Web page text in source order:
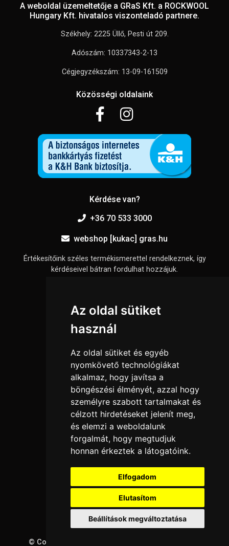
Az oldal sütiket
használ
Az oldal sütiket és egyéb
nyomkövető technológiákat
alkalmaz, hogy javítsa a
böngészési élményét, azzal hogy
személyre szabott tartalmakat és
célzott hirdetéseket jelenít meg,
és elemzi a weboldalunk
forgalmát, hogy megtudjuk
honnan érkeztek a látogatóink.
Elfogadom
Elutasítom
Beállítások megváltoztatása
A weboldal üzemeltetője a GRaS Kft. a ROCKWOOL
Hungary Kft. hivatalos viszonteladó partnere.
Székhely: 2225 Üllő, Pesti út 209.
Adószám: 10337343-2-13
Cégjegyzékszám: 13-09-161509
Közösségi oldalaink
Kérdése van?
+36 70 533 3000
webshop [kukac] gras.hu
Értékesítőink széles termékismerettel rendelkeznek, így
kérdéseivel bátran fordulhat hozzájuk.
Információk
Általános szerződési feltételek
Elállási nyilatkozat
Impresszum
Süti beállítások
Menü
Hírek, cikkek
Kapcsolat
Kedvenc termékeim
Letölthető katalógusok
Rólunk
Szállítás és fizetés
Vásárlási feltételek
© Copyright 2026